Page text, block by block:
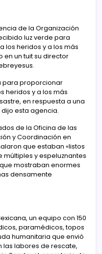
de la Organización
luz verde para
los heridos y a los más
en un tuit su director
para proporcionar
heridos y a los más
en respuesta a una
esta agencia.
de la Oficina de las
y Coordinación en
que estaban «listos
y espeluznantes
mostraban enormes
densamente
un equipo con 150
paramédicos, topos
humanitaria que envió
las labores de rescate,